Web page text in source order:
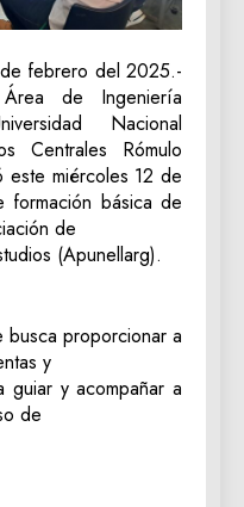
febrero del 2025.-
de Ingeniería
Nacional
Centrales Rómulo
este miércoles 12 de
básica de
de
(Apunellarg).
proporcionar a
y
guiar y acompañar a
de